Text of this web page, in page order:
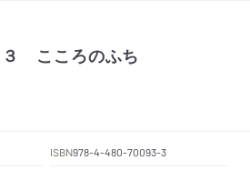
こころのふち
ISBN978-4-480-70093-3